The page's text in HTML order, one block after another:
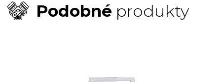
Podobné produkty